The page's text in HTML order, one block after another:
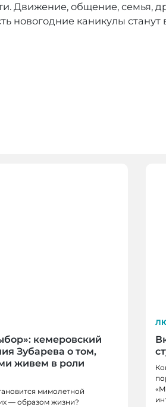
Движение, общение, семья,
новогодние каникулы
кемеровский
Зубарева о том,
живем в роли
мимолетной
— образом жизни?